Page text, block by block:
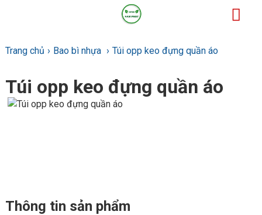
Trang chủ Bao bì nhựa Túi opp keo đựng quần áo
Túi opp keo đựng quần áo
Thông tin sản phẩm